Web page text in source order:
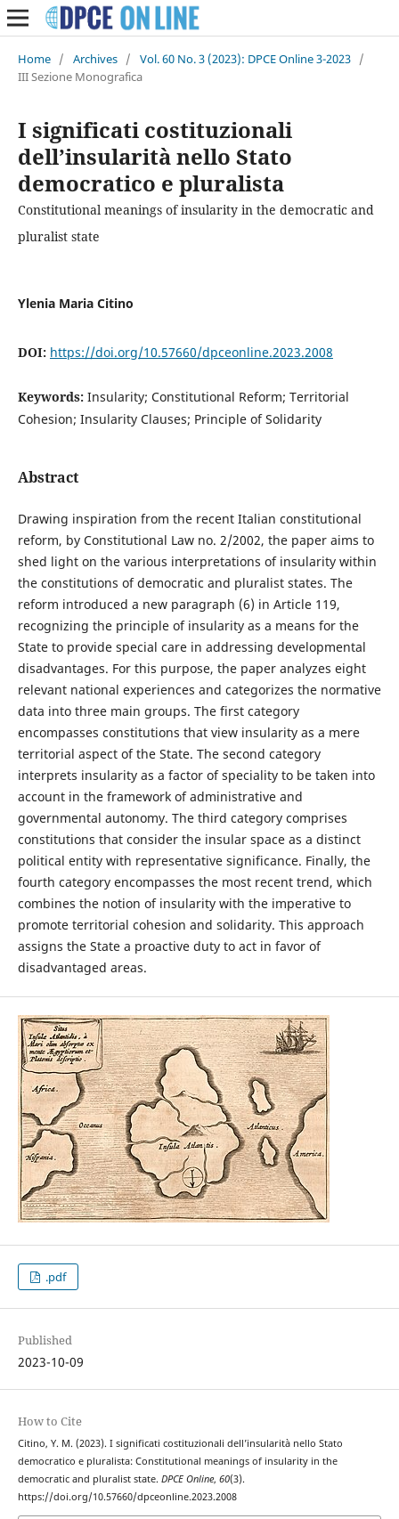
Home / Archives / Vol. 60 No. 3 (2023): DPCE Online 3-2023 /
III Sezione Monografica
I significati costituzionali
dell’insularità nello Stato
democratico e pluralista
Constitutional meanings of insularity in the democratic and
pluralist state
Ylenia Maria Citino
DOI: https://doi.org/10.57660/dpceonline.2023.2008
Keywords: Insularity; Constitutional Reform; Territorial
Cohesion; Insularity Clauses; Principle of Solidarity
Abstract
Drawing inspiration from the recent Italian constitutional
reform, by Constitutional Law no. 2/2002, the paper aims to
shed light on the various interpretations of insularity within
the constitutions of democratic and pluralist states. The
reform introduced a new paragraph (6) in Article 119,
recognizing the principle of insularity as a means for the
State to provide special care in addressing developmental
disadvantages. For this purpose, the paper analyzes eight
relevant national experiences and categorizes the normative
data into three main groups. The first category
encompasses constitutions that view insularity as a mere
territorial aspect of the State. The second category
interprets insularity as a factor of speciality to be taken into
account in the framework of administrative and
governmental autonomy. The third category comprises
constitutions that consider the insular space as a distinct
political entity with representative significance. Finally, the
fourth category encompasses the most recent trend, which
combines the notion of insularity with the imperative to
promote territorial cohesion and solidarity. This approach
assigns the State a proactive duty to act in favor of
disadvantaged areas.
.pdf
Published
2023-10-09
How to Cite
Citino, Y. M. (2023). I significati costituzionali dell’insularità nello Stato
democratico e pluralista: Constitutional meanings of insularity in the
democratic and pluralist state. DPCE Online, 60(3).
https://doi.org/10.57660/dpceonline.2023.2008